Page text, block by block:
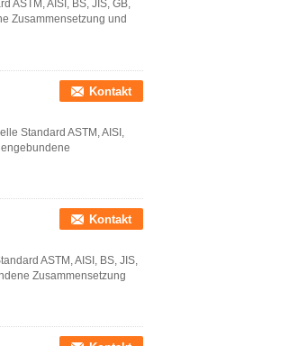
ASTM, AISI, BS, JIS, GB,
Zusammensetzung und
Kontakt
Standard ASTM, AISI,
Kontakt
ASTM, AISI, BS, JIS,
Zusammensetzung